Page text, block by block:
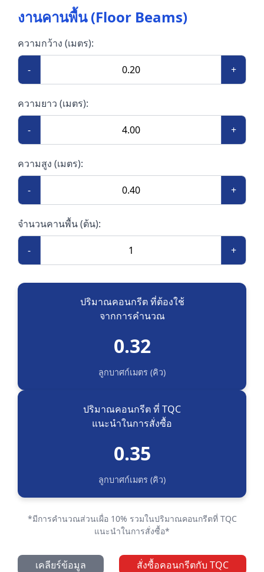
งานคานพื้น (Floor Beams)
ความกว้าง (เมตร):
- +
ความยาว (เมตร):
- +
ความสูง (เมตร):
- +
จำนวนคานพื้น (ต้น):
- +
ปริมาณคอนกรีต ที่ต้องใช้
จากการคำนวณ
0.32
ลูกบาศก์เมตร (คิว)
ปริมาณคอนกรีต ที่ TQC
แนะนำในการสั่งซื้อ
0.35
ลูกบาศก์เมตร (คิว)
*มีการคำนวณส่วนเผื่อ 10% รวมในปริมาณคอนกรีตที่ TQC
แนะนำในการสั่งซื้อ*
เคลียร์ข้อมูล สั่งซื้อคอนกรีตกับ TQC